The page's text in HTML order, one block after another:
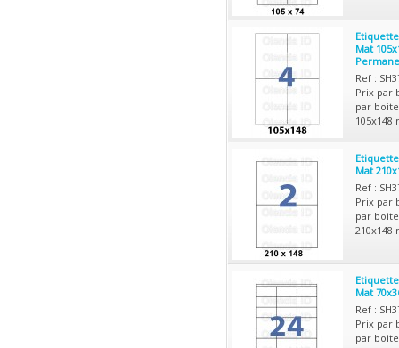
Mat
Ref :
Prix par
par
105x148
Mat
Ref :
Prix par
par
210x148
Mat
Ref :
Prix par
par